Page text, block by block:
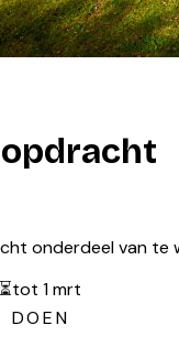
onderdeel van te
⏳tot 1 mrt
DOEN